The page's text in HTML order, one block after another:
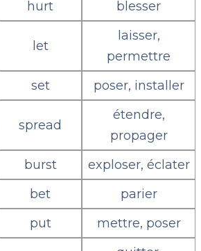
hurt blesser
let
laisser,
permettre
set poser, installer
spread
étendre,
propager
burst
exploser, éclater
bet
parier
put mettre, poser